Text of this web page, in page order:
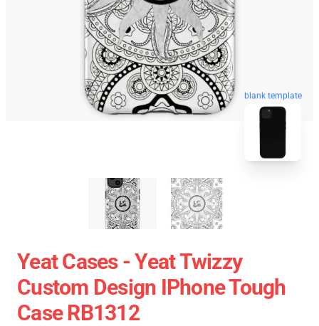
blank template
Yeat Cases - Yeat Twizzy
Custom Design IPhone Tough
Case RB1312